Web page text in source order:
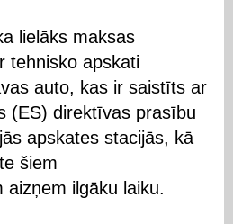
lielāks maksas
tehnisko apskati
auto, kas ir saistīts ar
(ES) direktīvas prasību
apskates stacijās, kā
šiem
ilgāku laiku.